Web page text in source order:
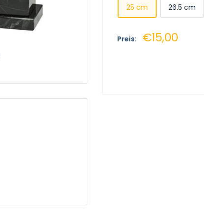
25 cm 26.5 cm
Preis: Sonderpreis
€15,00